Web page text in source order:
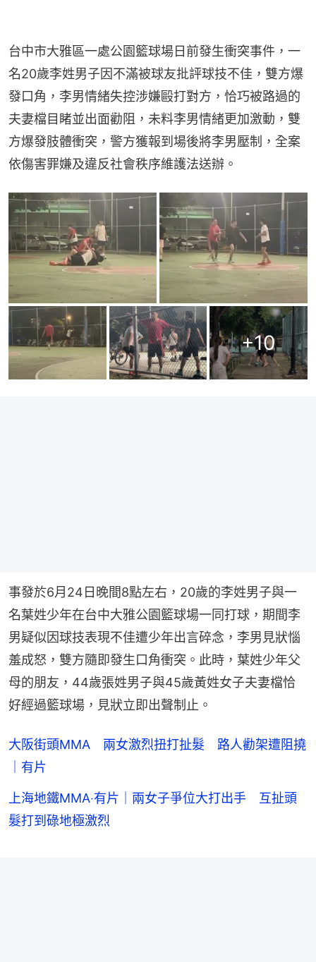
台中市大雅區一處公園籃球場日前發生衝突事件，一
名20歲李姓男子因不滿被球友批評球技不佳，雙方爆
發口角，李男情緒失控涉嫌毆打對方，恰巧被路過的
夫妻檔目睹並出面勸阻，未料李男情緒更加激動，雙
方爆發肢體衝突，警方獲報到場後將李男壓制，全案
依傷害罪嫌及違反社會秩序維護法送辦。
+10
事發於6月24日晚間8點左右，20歲的李姓男子與一
名葉姓少年在台中大雅公園籃球場一同打球，期間李
男疑似因球技表現不佳遭少年出言碎念，李男見狀惱
羞成怒，雙方隨即發生口角衝突。此時，葉姓少年父
母的朋友，44歲張姓男子與45歲黃姓女子夫妻檔恰
好經過籃球場，見狀立即出聲制止。
大阪街頭MMA 兩女激烈扭打扯髮 路人勸架遭阻撓
｜有片
上海地鐵MMA‧有片｜兩女子爭位大打出手 互扯頭
髮打到碌地極激烈